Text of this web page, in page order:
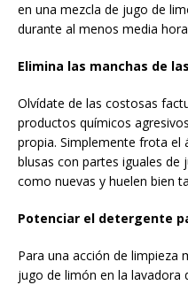
en una mezcla de jugo de
durante al menos media
Elimina las manchas de
Olvídate de las costosas
productos químicos
propia. Simplemente frota el
blusas con partes iguales de
como nuevas y huelen bien
Potenciar el detergente
Para una acción de limpieza
jugo de limón en la lavadora